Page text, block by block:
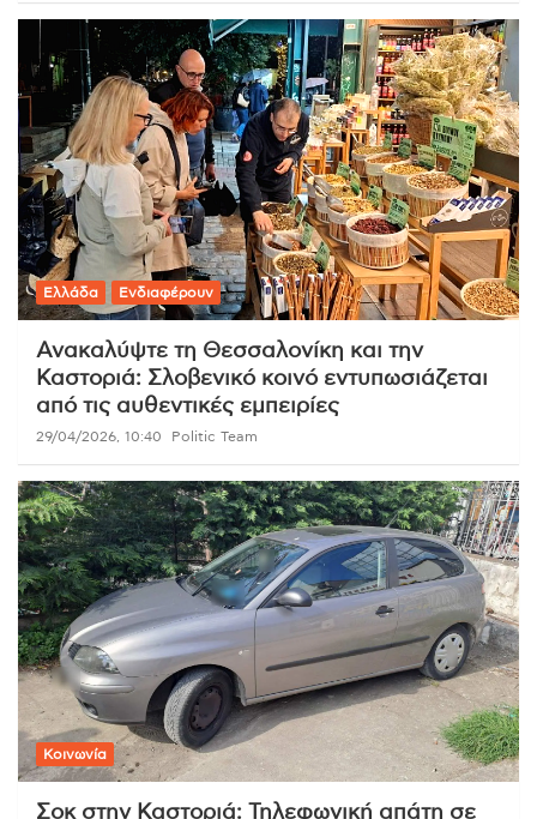
Ελλάδα Ενδιαφέρουν
Ανακαλύψτε τη Θεσσαλονίκη και την
Καστοριά: Σλοβενικό κοινό εντυπωσιάζεται
από τις αυθεντικές εμπειρίες
29/04/2026, 10:40 Politic Team
Κοινωνία
Σοκ στην Καστοριά: Τηλεφωνική απάτη σε